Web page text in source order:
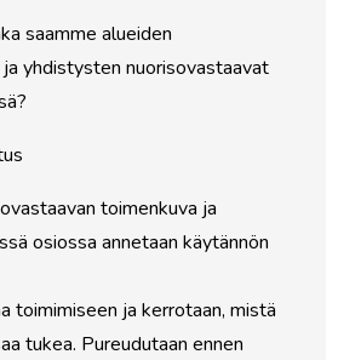
saamme alueiden
yhdistysten nuorisovastaavat
toimenkuva ja
osiossa annetaan käytännön
toimimiseen ja kerrotaan, mistä
tukea. Pureudutaan ennen